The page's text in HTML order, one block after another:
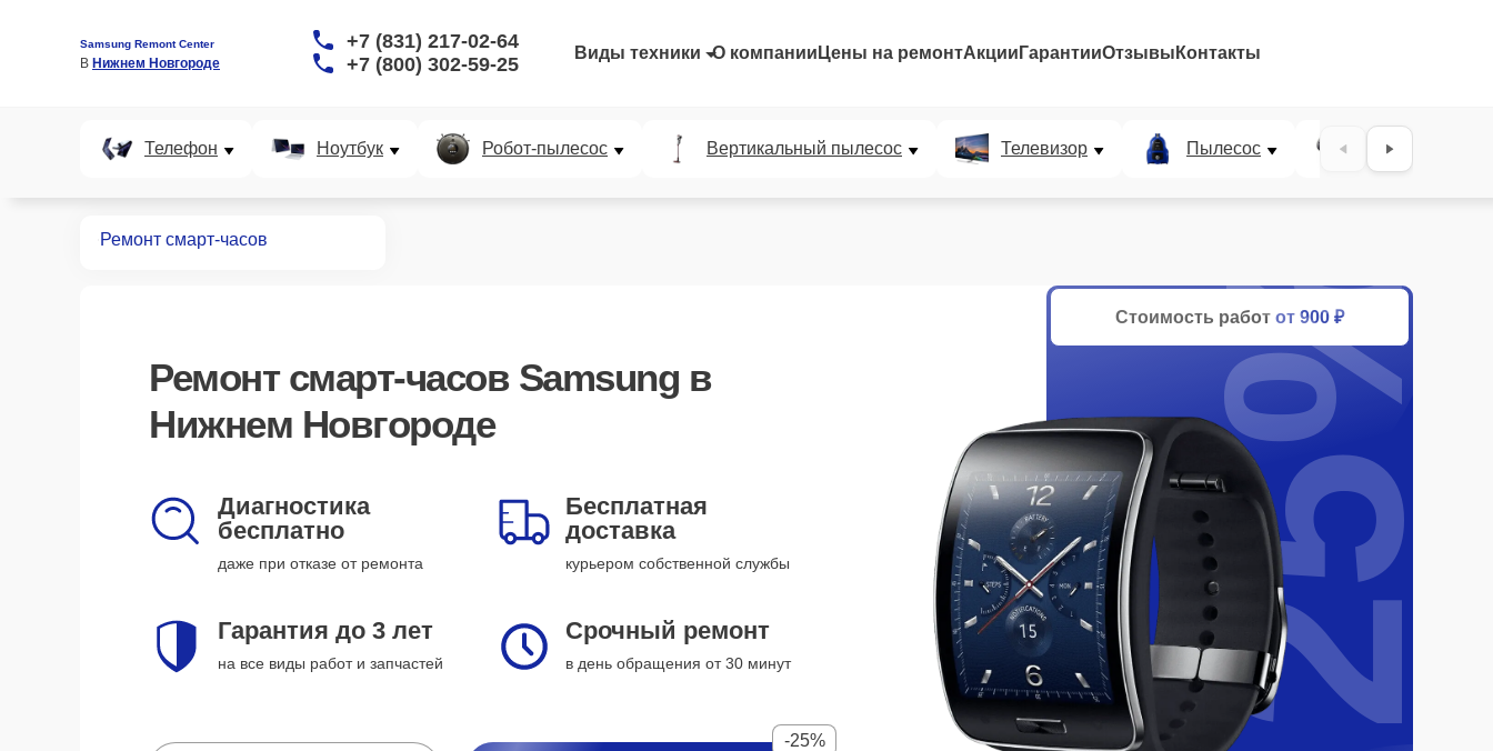
Samsung Remont Center
В Нижнем Новгороде
+7 (831) 217-02-64
+7 (800) 302-59-25
Виды техники О компании Цены на ремонтАкции ГарантииОтзывы Контакты
Телефон Ноутбук Робот-пылесос Вертикальный пылесос Телевизор Пылесос Проектор
Ремонт смарт-часов
Ремонт смарт-часов Samsung в
Нижнем Новгороде
Диагностика
бесплатно
даже при отказе от ремонта
Бесплатная
доставка
курьером собственной службы
Гарантия до 3 лет
на все виды работ и запчастей
Срочный ремонт
в день обращения от 30 минут
-25%
Стоимость работ от 900 ₽
25%